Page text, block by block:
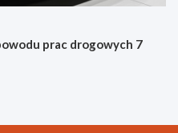
prac drogowych 7